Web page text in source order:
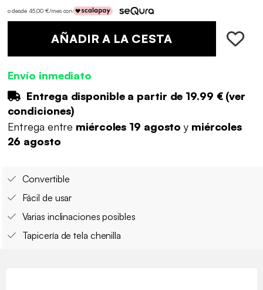
o desde 45,00 €/mes con
AÑADIR A LA CESTA
Envío inmediato
Entrega disponible a partir de 19.99 €(ver
condiciones)
Entrega entre miércoles 19 agostoy miércoles
26 agosto
Convertible
Fácil de usar
Varias inclinaciones posibles
Tapicería de tela chenilla